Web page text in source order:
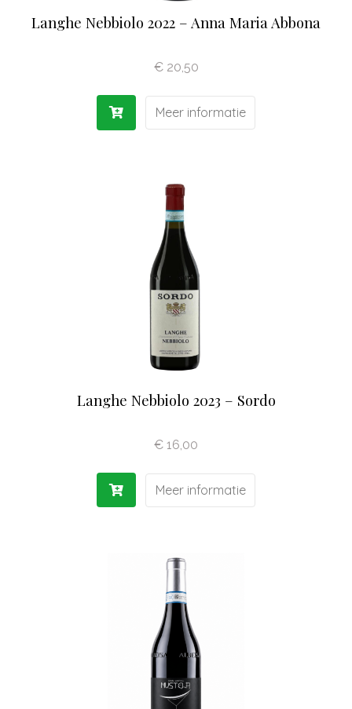
Langhe Nebbiolo 2022 – Anna Maria Abbona
€20,50
Meer informatie
Langhe Nebbiolo 2023 – Sordo
€ 16,00
Meer informatie